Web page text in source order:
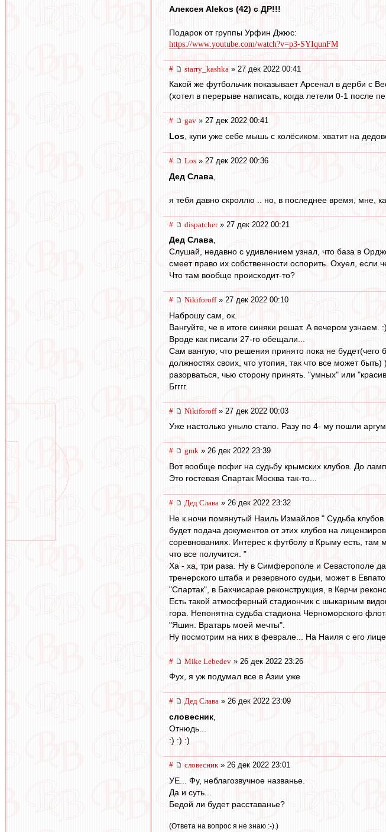
Алексея Alekos (42) с ДР!!!
Подарок от группы Урфин Джюс:
https://www.youtube.com/watch?v=p3-SYIqunFM
# starry_kashka » 27 дек 2022 00:41
Какой же футбольчик показывает Арсенал в дерби с
(хотел в перерыве написать, когда летели 0-1 после
# gav » 27 дек 2022 00:41
Los , купи уже себе мышь с колёсиком. хватит на
# Los » 27 дек 2022 00:36
Дед Слава
я тебя давно скроллю .. но, в последнее время, мне,
# dispatcher» 27 дек 2022 00:21
Дед Слава
Слушай, недавно с удивлением узнал, что база в
смеет право их собственности оспорить. Охуел, если
Что там вообще происходит-то?
# Nikiforoff» 27 дек 2022 00:10
Наброшу сам, ок.
Вангуйте, че в итоге синяки решат. А вечером узнаем. :)
Вроде как писали 27-го обещали...
Сам вангую, что решения принято пока не
должностях своих, что утопия, так что все может
разорваться, чью сторону принять. "умных" или
Бгггг.
# Nikiforoff» 27 дек 2022 00:03
Уже настолько уныло стало. Разу по 4- му пошли
# gmk » 26 дек 2022 23:39
Вот вообще пофиг на судьбу крымских клубов. До
Это гостевая Спартак Москва так-то...
# Дед Слава » 26 дек 2022 23:32
Не к ночи помянутый Наиль Измайлов " Судьба
будет подача документов от этих клубов на
соревнованиях. Интерес к футболу в Крыму есть, там
что все получится. "
Ха - ха, три раза. Ну в Симферополе и Севастополе
тренерского штаба и резервного судьи, может в
"Спартак", в Бахчисарае реконструкция, в Керчи
Есть такой атмосферный стадиончик с шыкарным
гора. Непонятна судьба стадиона Черноморского
"Яшин. Вратарь моей мечты".
Ну посмотрим на них в феврале... На Наиля с его
# Mike Lebedev » 26 дек 2022 23:26
Фух, я уж подумал все в Азии уже
# Дед Слава » 26 дек 2022 23:09
словесник
Отнюдь...
:) :) :)
# словесник » 26 дек 2022 23:01
УЕ... Фу, неблагозвучное названье.
Да и суть...
Бедой ли будет расставанье?
(Ответа на вопрос я не знаю :-).)